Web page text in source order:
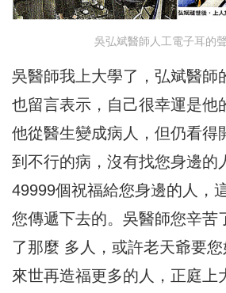
吳弘斌醫師人工電子耳的
吳醫師我上大學了，弘斌醫師
也留言表示，自己很幸運是他
他從醫生變成病人，但仍看得
到不行的病，沒有找您身邊的
49999個祝福給您身邊的人，
您傳遞下去的。吳醫師您辛苦
了那麼 多人，或許老天爺要
來世再造福更多的人，正庭上